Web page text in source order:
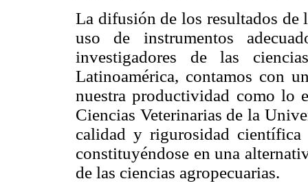
La difusión de los resultados de
uso de instrumentos
investigadores de las
Latinoamérica, contamos con
nuestra productividad como lo
Ciencias Veterinarias de la
calidad y rigurosidad científica
constituyéndose en una
de las ciencias agropecuarias.